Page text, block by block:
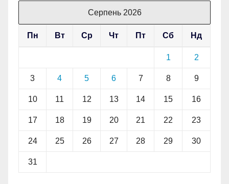
Серпень 2026
Пн Вт Ср Чт Пт Сб Нд
1 2
3 4 5 6 7 8 9
10 11 12 13 14 15 16
17 18 19 20 21 22 23
24 25 26 27 28 29 30
31